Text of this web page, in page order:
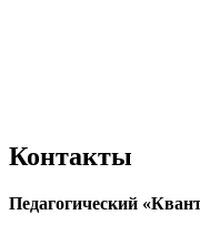
Контакты
Педагогический